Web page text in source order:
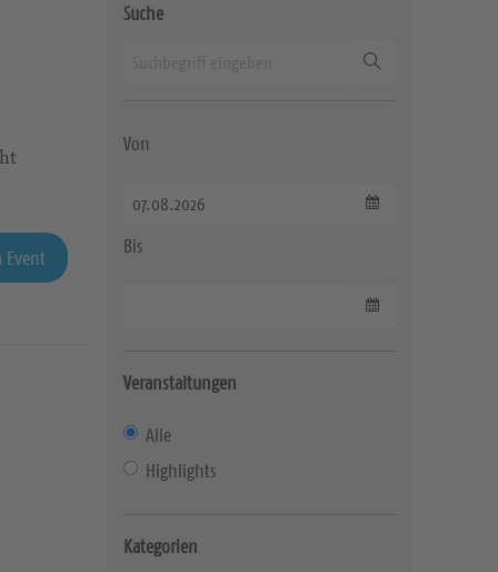
Event
Suche
Von
Bis
Veranstaltungen
Alle
Highlights
Kategorien